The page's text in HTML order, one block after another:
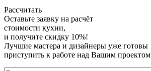
Рассчитать
Оставьте заявку на расчёт
стоимости кухни,
и получите скидку 10%!
Лучшие мастера и дизайнеры уже готовы
приступить к работе над Вашим проектом